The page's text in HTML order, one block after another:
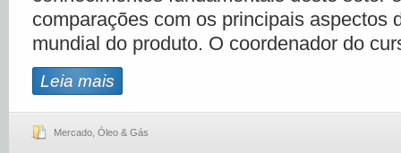
comparações com os principais aspectos
mundial do produto. O coordenador do
Leia mais
Mercado Óleo & Gás